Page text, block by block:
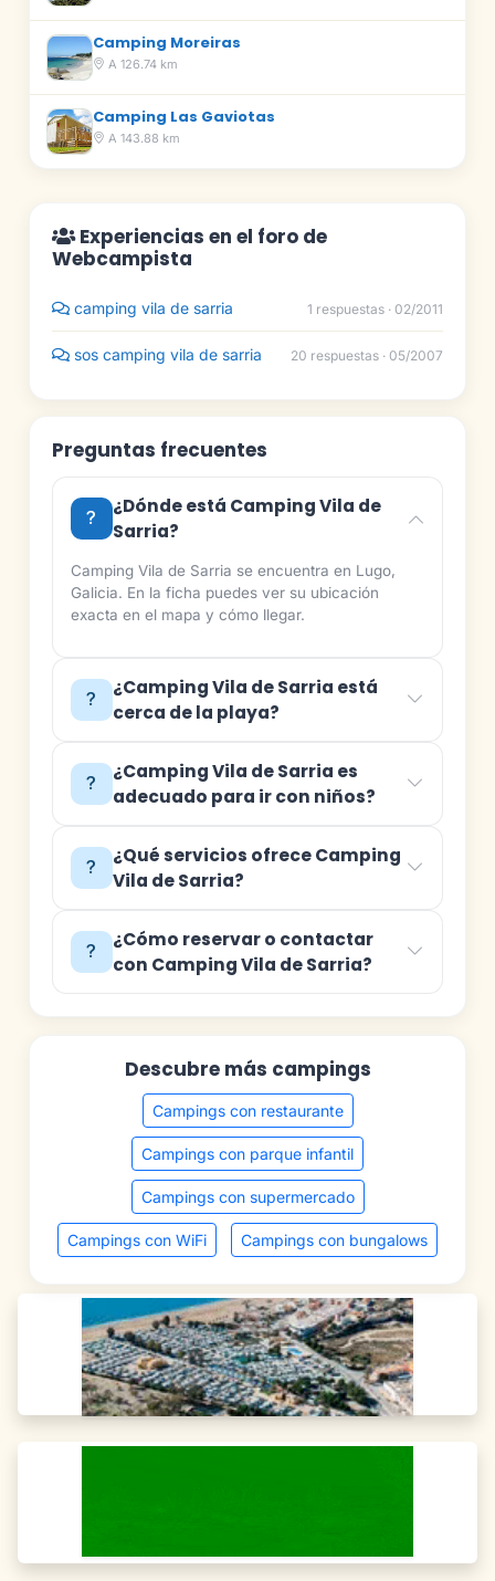
Camping Moreiras
A 126.74 km
Camping Las Gaviotas
A 143.88 km
Experiencias en el foro de
Webcampista
camping vila de sarria 1 respuestas · 02/2011
sos camping vila de sarria 20 respuestas · 05/2007
Preguntas frecuentes
¿Dónde está Camping Vila de
Sarria?
Camping Vila de Sarria se encuentra en Lugo,
Galicia. En la ficha puedes ver su ubicación
exacta en el mapa y cómo llegar.
¿Camping Vila de Sarria está
cerca de la playa?
¿Camping Vila de Sarria es
adecuado para ir con niños?
¿Qué servicios ofrece Camping
Vila de Sarria?
¿Cómo reservar o contactar
con Camping Vila de Sarria?
Descubre más campings
Campings con restaurante
Campings con parque infantil
Campings con supermercado
Campings con WiFi Campings con bungalows